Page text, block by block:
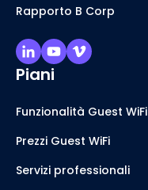
Rapporto B Corp
Piani
Funzionalità Guest WiFi
Prezzi Guest WiFi
Servizi professionali